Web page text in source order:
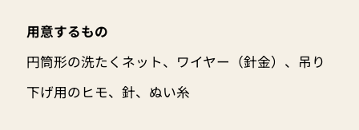
用意するもの
円筒形の洗たくネット、ワイヤー（針金）、吊り
下げ用のヒモ、針、ぬい糸